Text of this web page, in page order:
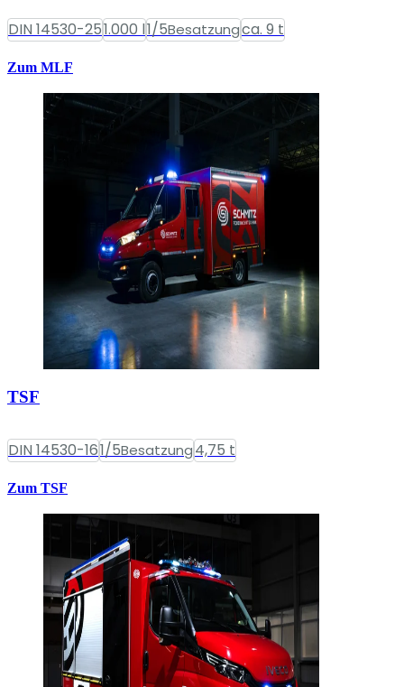
DIN 14530-251.000 l1/5Besatzungca. 9 t
Zum MLF
TSF
DIN 14530-161/5Besatzung4,75 t
Zum TSF